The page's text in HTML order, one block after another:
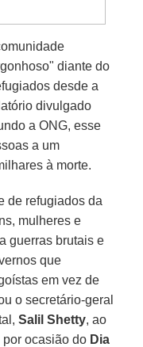
diante do
desde a
divulgado
a ONG, esse
a um
à morte.
de refugiados da
mulheres e
guerras brutais e
que
em vez de
o secretário-geral
Salil Shetty, ao
ocasião do Dia